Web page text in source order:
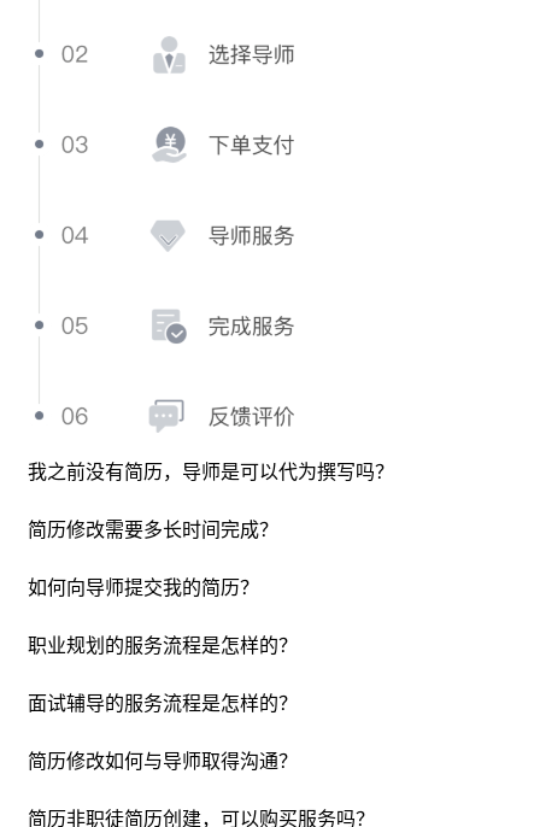
我之前没有简历，导师是可以代为撰写吗？
在职徒简历平台创建简历，完成相关经历模块撰写，导师会
依据所提交简历的岗位意向、背景情况、重点修改要求等维
简历修改需要多长时间完成？
简历修改一般会在 2-4 个工作日完成，加急为2个工作日完
向导师提问或二次修改，如学员在导师修改后10个自然日
内，未再提出修改要求，则默认学员确认服务完成。在简历
入。
如何向导师提交我的简历？
在职徒简历制作完成初始版本的简历后，可将简历在下单时
心查看并使用已经修改好的简历。
职业规划的服务流程是怎样的？
对式的辅导和解答，辅助学员分析个人性格、职业现状、挖
调整，需提前48小时与导师进行沟通，并在系统修改预约时
面试辅导的服务流程是怎样的？
在线或线下的课程辅导，内容应包含公司和岗位解读、岗位
位对课程的时长和收费进行调整。如学员预约时间需调整，
简历修改如何与导师取得沟通？
师会根据需求和问题给予文字性修改和反馈，根据导师的沟
通习惯可能选用微信,skype等沟通工具，会在简历修改前通过
简历非职徒简历创建，可以购买服务吗？